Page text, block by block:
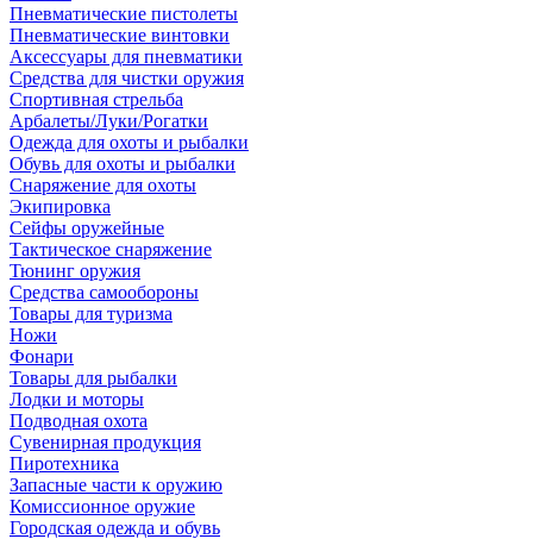
Пневматические пистолеты
Пневматические винтовки
Аксессуары для пневматики
Средства для чистки оружия
Спортивная стрельба
Арбалеты/Луки/Рогатки
Одежда для охоты и рыбалки
Обувь для охоты и рыбалки
Снаряжение для охоты
Экипировка
Сейфы оружейные
Тактическое снаряжение
Тюнинг оружия
Средства самообороны
Товары для туризма
Ножи
Фонари
Товары для рыбалки
Лодки и моторы
Подводная охота
Сувенирная продукция
Пиротехника
Запасные части к оружию
Комиссионное оружие
Городская одежда и обувь